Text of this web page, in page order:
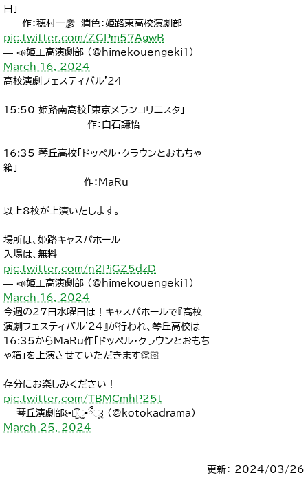
日」
作：穂村一彦 潤色：姫路東高校演劇部
pic.twitter.com/ZGPm57AgwB
— 📣姫工高演劇部 (@himekouengeki1)
March 16, 2024
高校演劇フェスティバル'24
15:50 姫路南高校「東京メランコリニスタ」
作：白石謙悟
16:35 琴丘高校「ドッペル・クラウンとおもちゃ
箱」
作：MaRu
以上8校が上演いたします。
場所は、姫路キャスパホール
入場は、無料
pic.twitter.com/n2PiGZ5dzD
— 📣姫工高演劇部 (@himekouengeki1)
March 16, 2024
今週の27日水曜日は！キャスパホールで『高校
演劇フェスティバル'24』が行われ、琴丘高校は
16:35からMaRu作「ドッペル・クラウンとおもち
ゃ箱」を上演させていただきます👏🏻
存分にお楽しみください！
pic.twitter.com/TBMCmhP25t
— 琴丘演劇部꒰•ི̫͡ુ•ྀૂ꒱ (@kotokadrama)
March 25, 2024
更新： 2024/03/26